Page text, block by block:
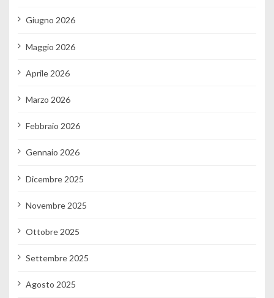
Giugno 2026
Maggio 2026
Aprile 2026
Marzo 2026
Febbraio 2026
Gennaio 2026
Dicembre 2025
Novembre 2025
Ottobre 2025
Settembre 2025
Agosto 2025